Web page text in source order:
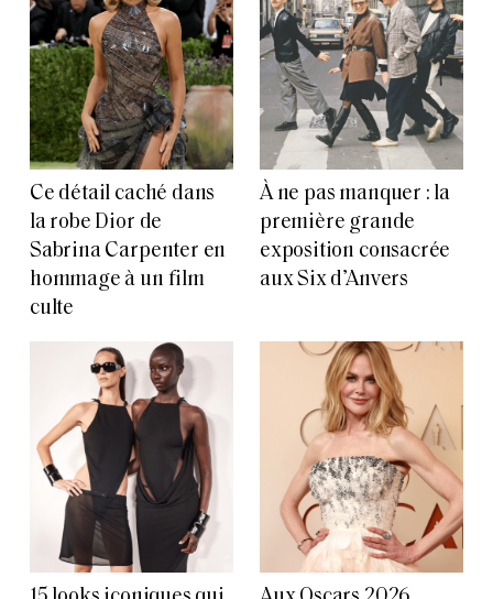
Ce détail caché dans
la robe Dior de
Sabrina Carpenter en
hommage à un film
culte
À ne pas manquer : la
première grande
exposition consacrée
aux Six d’Anvers